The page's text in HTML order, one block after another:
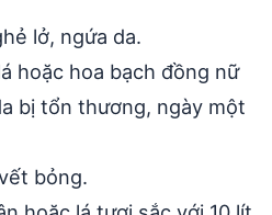
lở, ngứa da.
hoặc hoa bạch đồng nữ
bị tổn thương, ngày một
bỏng.